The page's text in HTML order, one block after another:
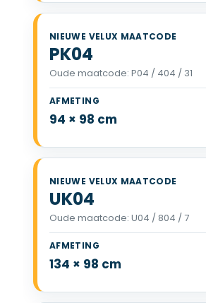
PK04
Oude maatcode: P04 / 404 / 31
VELUX PK04 94 x 98 cm
94 × 98 cm
UK04
Oude maatcode: U04 / 804 / 7
VELUX UK04 134 x 98 cm
134 × 98 cm